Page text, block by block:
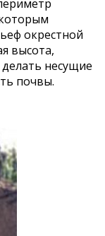
окрестной
высота,
несущие
почвы.